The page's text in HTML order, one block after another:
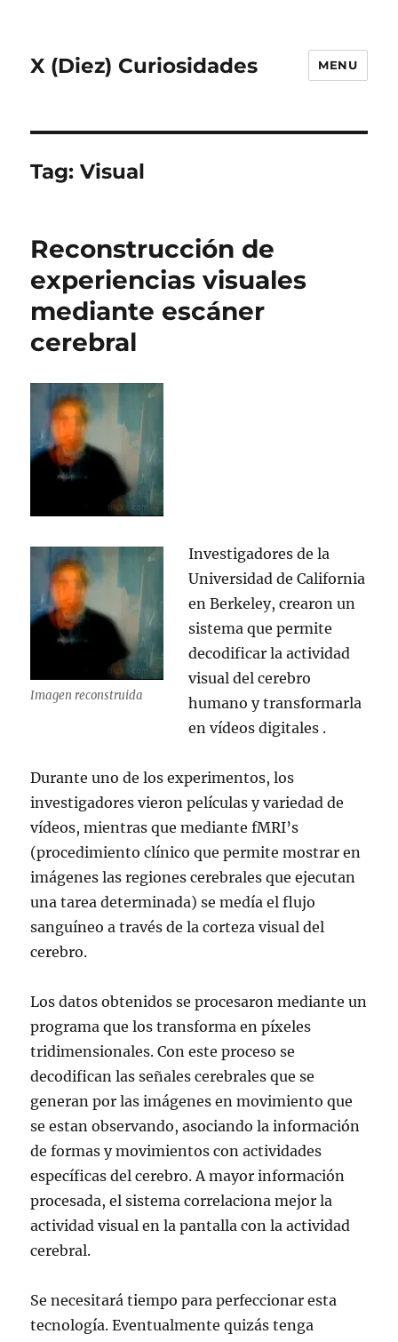
X (Diez) Curiosidades MENU
Tag:Visual
Reconstrucción de
experiencias visuales
mediante escáner
cerebral
Imagen reconstruida
Investigadores de la
Universidad de California
en Berkeley, crearon un
sistema que permite
decodificar la actividad
visual del cerebro
humano y transformarla
en vídeos digitales .
Durante uno de los experimentos, los
investigadores vieron películas y variedad de
vídeos, mientras que mediante fMRI’s
(procedimiento clínico que permite mostrar en
imágenes las regiones cerebrales que ejecutan
una tarea determinada) se medía el flujo
sanguíneo a través de la corteza visual del
cerebro.
Los datos obtenidos se procesaron mediante un
programa que los transforma en píxeles
tridimensionales. Con este proceso se
decodifican las señales cerebrales que se
generan por las imágenes en movimiento que
se estan observando, asociando la información
de formas y movimientos con actividades
específicas del cerebro. A mayor información
procesada, el sistema correlaciona mejor la
actividad visual en la pantalla con la actividad
cerebral.
Se necesitará tiempo para perfeccionar esta
tecnología. Eventualmente quizás tenga